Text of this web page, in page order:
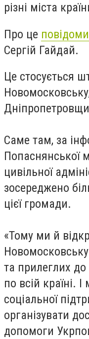
різні міста
Про це
Сергій Гайдай.
Це стосується
Саме там, за
Попаснянської
цивільної
зосереджено
цієї громади.
«Тому ми й
та прилеглих до
по всій країні.
соціальної
організувати
допомоги